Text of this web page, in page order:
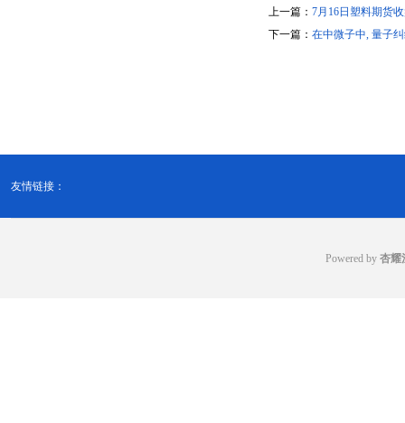
上一篇： 7月16日塑料期货
下一篇： 在中微子中, 量子
友情链接：
Powered by 杏耀